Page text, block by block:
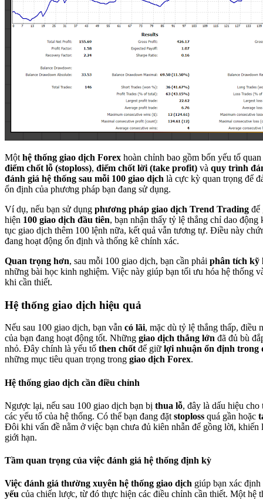
Một hệ thống giao dịch Forex hoàn chỉnh bao gồm bốn yếu tố
điểm chốt lỗ (stoploss), điểm chốt lời (take profit) và quy trình
đánh giá hệ thống sau mỗi 100 giao dịch là cực kỳ quan trọng để
ổn định của phương pháp bạn đang sử dụng.
Ví dụ, nếu bạn sử dụng phương pháp giao dịch Trend Trading để
hiện 100 giao dịch đầu tiên, bạn nhận thấy tỷ lệ thắng chỉ dao động
tục giao dịch thêm 100 lệnh nữa, kết quả vẫn tương tự. Điều này
đang hoạt động ổn định và thống kê chính xác.
Quan trọng hơn, sau mỗi 100 giao dịch, bạn cần phải phân tích kỹ
những bài học kinh nghiệm. Việc này giúp bạn tối ưu hóa hệ thống
khi cần thiết.
Hệ thống giao dịch hiệu quả
Nếu sau 100 giao dịch, bạn vẫn có lãi, mặc dù tỷ lệ thắng thấp, điều
của bạn đang hoạt động tốt. Những giao dịch thắng lớn đã đủ bù
nhỏ. Đây chính là yếu tố then chốt để giữ lợi nhuận ổn định trong
những mục tiêu quan trọng trong giao dịch Forex.
Hệ thống giao dịch cần điều chỉnh
Ngược lại, nếu sau 100 giao dịch bạn bị thua lỗ, đây là dấu hiệu
các yếu tố của hệ thống. Có thể bạn đang đặt stoploss quá gần hoặc
Đôi khi vấn đề nằm ở việc bạn chưa đủ kiên nhẫn để gồng lời, khiến
giới hạn.
Tầm quan trọng của việc đánh giá hệ thống định kỳ
Việc đánh giá thường xuyên hệ thống giao dịch giúp bạn xác
yếu của chiến lược, từ đó thực hiện các điều chỉnh cần thiết. Một hệ